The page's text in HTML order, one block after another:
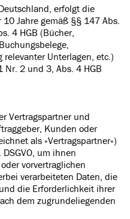
erfolgt die
Jahre gemäß §§ 147 Abs.
4 HGB (Bücher,
Unterlagen, etc.)
Nr. 2 und 3, Abs. 4 HGB
Vertragspartner und
Kunden oder
als »Vertragspartner«)
um ihnen
vorvertraglichen
verarbeiteten Daten, die
die Erforderlichkeit ihrer
dem zugrundeliegenden